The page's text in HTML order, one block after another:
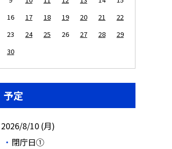
16
17 18 19 20 21
22
23
24 25 26 27 28
29
30
予定
2026/8/10 (月)
閉庁日①